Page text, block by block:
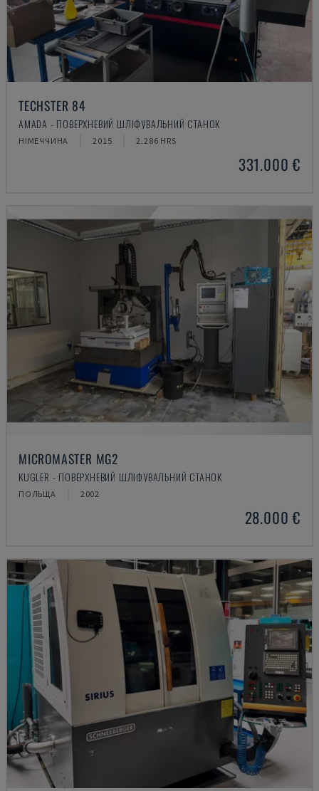
TECHSTER 84
AMADA - ПОВЕРХНЕВИЙ ШЛІФУВАЛЬНИЙ СТАНОК
НІМЕЧЧИНА 2015 2.286 HRS
331.000 €
MICROMASTER MG2
KUGLER - ПОВЕРХНЕВИЙ ШЛІФУВАЛЬНИЙ СТАНОК
ПОЛЬЩА 2002
28.000 €